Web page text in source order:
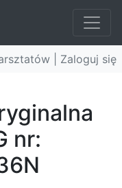
| Zaloguj się
nr: